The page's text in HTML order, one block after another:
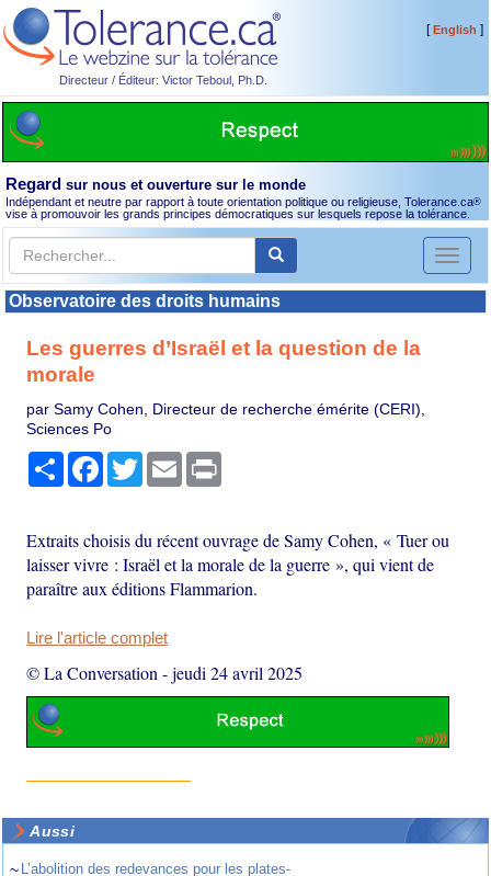
Directeur / Éditeur: Victor Teboul, Ph.D.
[English ]
Regard sur nous et ouverture sur le monde
Indépendant et neutre par rapport à toute orientation politique ou religieuse, Tolerance.ca®
vise à promouvoir les grands principes démocratiques sur lesquels repose la tolérance.
Toggle
Observatoire des droits humains
Les guerres d’Israël et la question de la
morale
par Samy Cohen, Directeur de recherche émérite (CERI),
Sciences Po
PartagerFacebook
TwitterEmail
Extraits choisis du récent ouvrage de Samy Cohen, « Tuer ou
laisser vivre : Israël et la morale de la guerre », qui vient de
paraître aux éditions Flammarion.
Lire l'article complet
© La Conversation -jeudi 24 avril 2025
Aussi
~ L’abolition des redevances pour les plates-